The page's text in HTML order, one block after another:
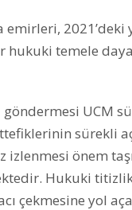
2021’deki
hukuki temele
UCM
sürekli
izlenmesi önem
Hukuki
çekmesine yol